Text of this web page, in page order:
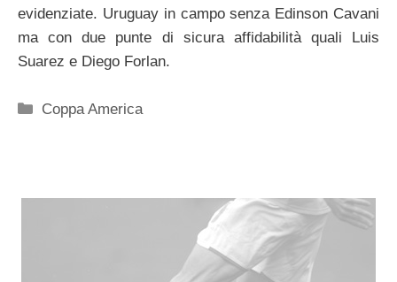
evidenziate. Uruguay in campo senza Edinson Cavani
ma con due punte di sicura affidabilità quali Luis
Suarez e Diego Forlan.
Categorie
Coppa America